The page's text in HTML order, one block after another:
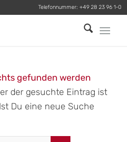
Telefonnummer: +49 28 23 96 1-0
gefunden werden
der gesuchte Eintrag ist
Du eine neue Suche